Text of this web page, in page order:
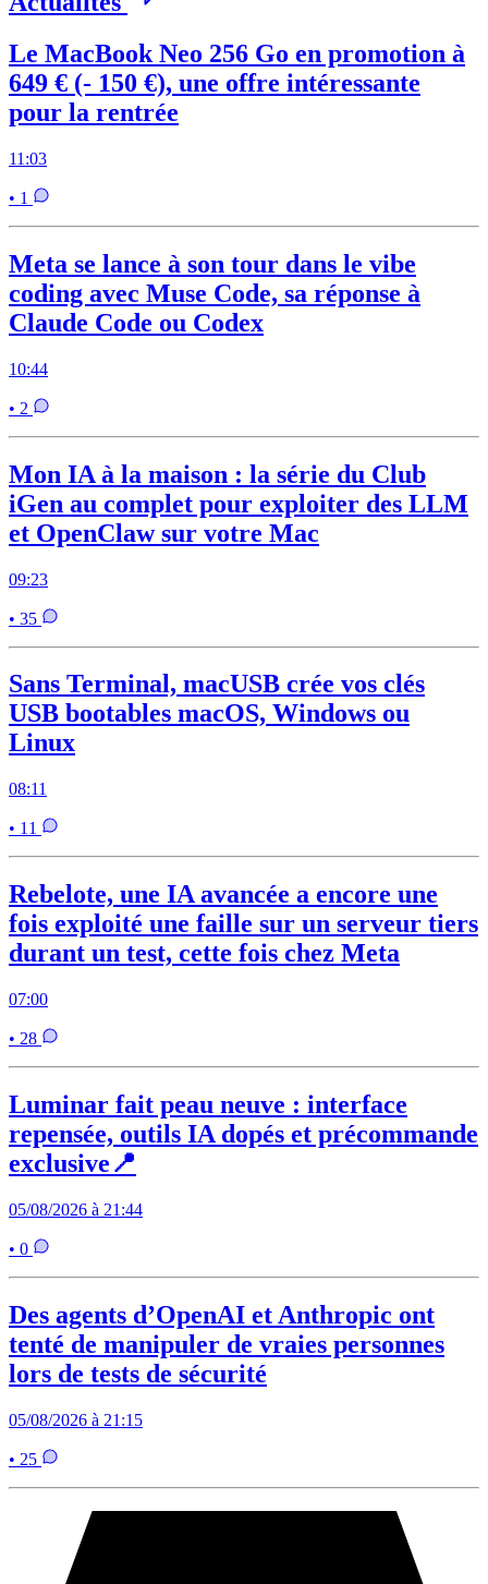
Le MacBook Neo 256 Go en promotion à
649 € (- 150 €), une offre intéressante
pour la rentrée
11:03
• 1
Meta se lance à son tour dans le vibe
coding avec Muse Code, sa réponse à
Claude Code ou Codex
10:44
• 2
Mon IA à la maison : la série du Club
iGen au complet pour exploiter des LLM
et OpenClaw sur votre Mac
09:23
• 35
Sans Terminal, macUSB crée vos clés
USB bootables macOS, Windows ou
Linux
08:11
• 11
Rebelote, une IA avancée a encore une
fois exploité une faille sur un serveur tiers
durant un test, cette fois chez Meta
07:00
• 28
Luminar fait peau neuve : interface
repensée, outils IA dopés et précommande
exclusive📍
05/08/2026 à 21:44
• 0
Des agents d’OpenAI et Anthropic ont
tenté de manipuler de vraies personnes
lors de tests de sécurité
05/08/2026 à 21:15
• 25